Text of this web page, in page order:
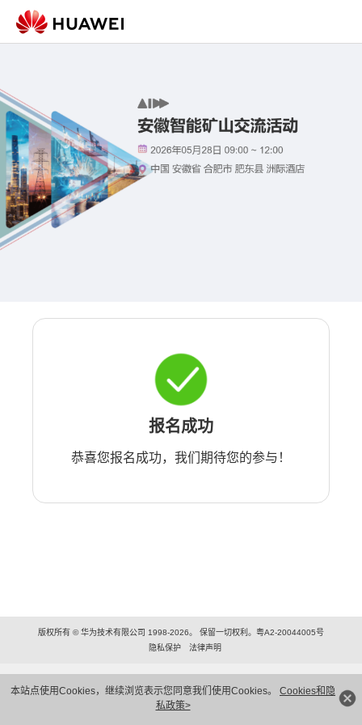
本站点使用Cookies，继续浏览表示您同意我们使用Cookies。 Cookies和隐
私政策>
报名成功
恭喜您报名成功，我们期待您的参与！
版权所有 © 华为技术有限公司 1998-2026。 保留一切权利。粤A2-20044005号
隐私保护
法律声明